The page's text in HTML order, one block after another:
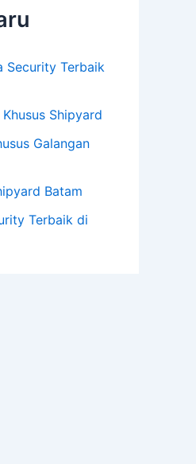
Security Terbaik
Shipyard
Galangan
Batam
Terbaik di